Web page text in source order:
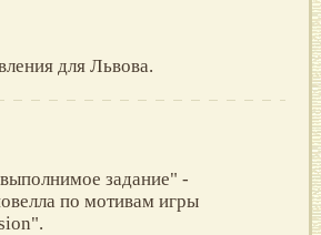
для Львова.
задание" -
по мотивам игры